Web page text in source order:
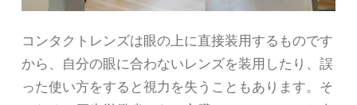
コンタクトレンズは眼の上に直接装用するものです
から、自分の眼に合わないレンズを装用したり、誤
った使い方をすると視力を失うこともあります。そ